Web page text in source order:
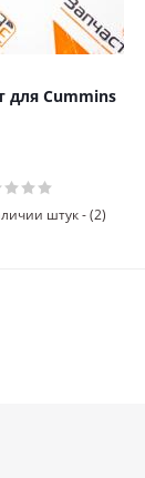
для Cummins
штук - (2)